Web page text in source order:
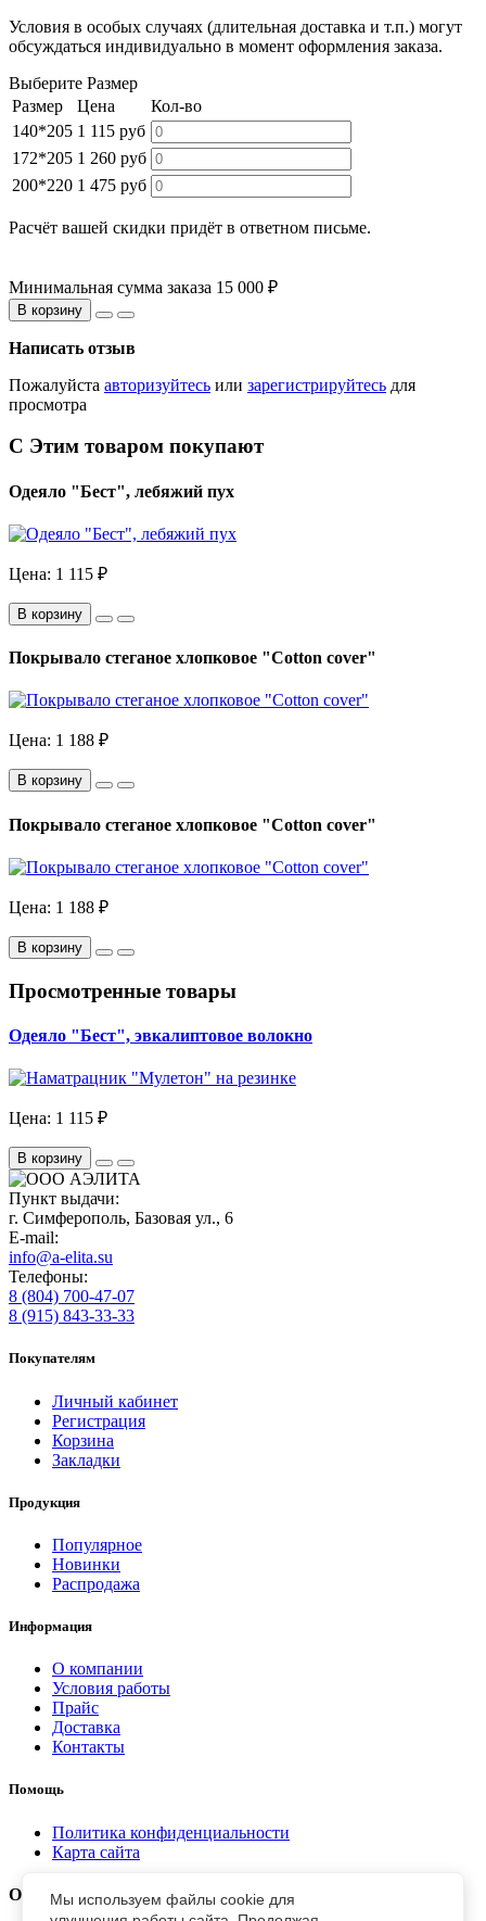
Условия в особых случаях (длительная доставка и т.п.) могут
обсуждаться индивидуально в момент оформления заказа.
Выберите Размер
Размер
Цена
Кол-во
140*205 1 115 руб
172*205 1 260 руб
200*220 1 475 руб
Расчёт вашей скидки придёт в ответном письме.
Минимальная сумма заказа 15 000 ₽
В корзину
Написать отзыв
Пожалуйста авторизуйтесь или зарегистрируйтесь для
просмотра
С Этим товаром покупают
Одеяло "Бест", лебяжий пух
Цена: 1 115 ₽
В корзину
Покрывало стеганое хлопковое "Cotton cover"
Цена: 1 188 ₽
В корзину
Покрывало стеганое хлопковое "Cotton cover"
Цена: 1 188 ₽
В корзину
Просмотренные товары
Одеяло "Бест", эвкалиптовое волокно
Цена: 1 115 ₽
В корзину
Пункт выдачи:
г. Симферополь, Базовая ул., 6
E-mail:
info@a-elita.su
Телефоны:
8 (804) 700-47-07
8 (915) 843-33-33
Покупателям
Личный кабинет
Регистрация
Корзина
Закладки
Продукция
Популярное
Новинки
Распродажа
Информация
О компании
Условия работы
Прайс
Доставка
Контакты
Помощь
Политика конфиденциальности
Карта сайта
Отправить заявку
Мы используем файлы cookie для